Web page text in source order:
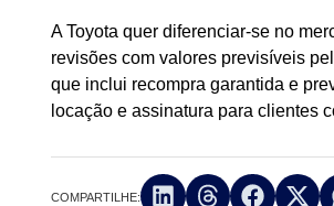
A Toyota quer diferenciar-se no
revisões com valores previsíveis
que inclui recompra garantida e
locação e assinatura para clientes
COMPARTILHE: